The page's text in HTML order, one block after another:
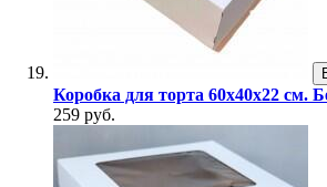
Коробка для торта 60х40х22 см.
259 руб.